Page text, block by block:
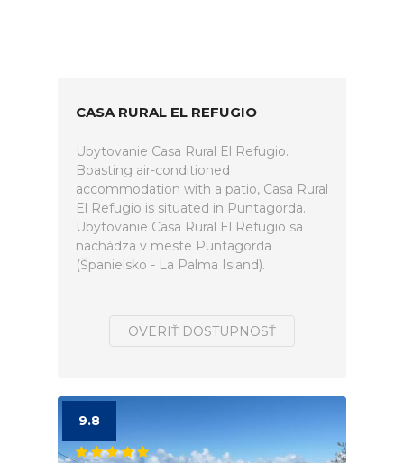
CASA RURAL EL REFUGIO
Ubytovanie Casa Rural El Refugio.
Boasting air-conditioned
accommodation with a patio, Casa Rural
El Refugio is situated in Puntagorda.
Ubytovanie Casa Rural El Refugio sa
nachádza v meste Puntagorda
(Španielsko - La Palma Island).
OVERIŤ DOSTUPNOSŤ
9.8